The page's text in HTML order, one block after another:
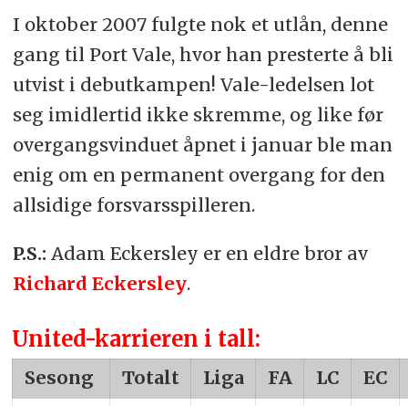
I oktober 2007 fulgte nok et utlån, denne
gang til Port Vale, hvor han presterte å bli
utvist i debutkampen! Vale-ledelsen lot
seg imidlertid ikke skremme, og like før
overgangsvinduet åpnet i januar ble man
enig om en permanent overgang for den
allsidige forsvarsspilleren.
P.S.: Adam Eckersley er en eldre bror av
Richard Eckersley.
United-karrieren i tall:
Sesong Totalt Liga FA LC EC